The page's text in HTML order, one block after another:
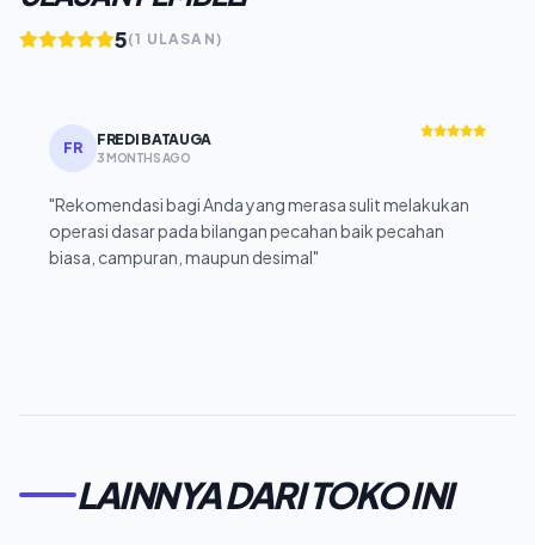
5(1 ULASAN)
FR FREDI BATAUGA
3 MONTHS AGO
"Rekomendasi bagi Anda yang merasa sulit melakukan
operasi dasar pada bilangan pecahan baik pecahan
biasa, campuran, maupun desimal"
LAINNYA DARI TOKO INI